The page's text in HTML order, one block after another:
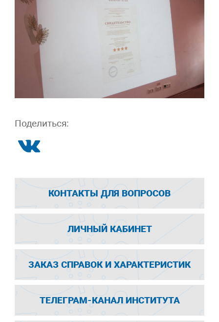
Поделиться:
КОНТАКТЫ ДЛЯ ВОПРОСОВ
ЛИЧНЫЙ КАБИНЕТ
ЗАКАЗ СПРАВОК И ХАРАКТЕРИСТИК
ТЕЛЕГРАМ-КАНАЛ ИНСТИТУТА